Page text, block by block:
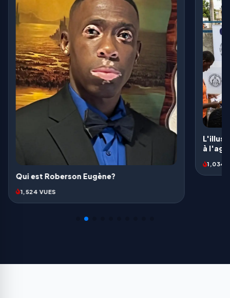
L'illusion électorale: Une provocation face
à l'agonie d'un peuple
1,034 VUES
haïtien
989